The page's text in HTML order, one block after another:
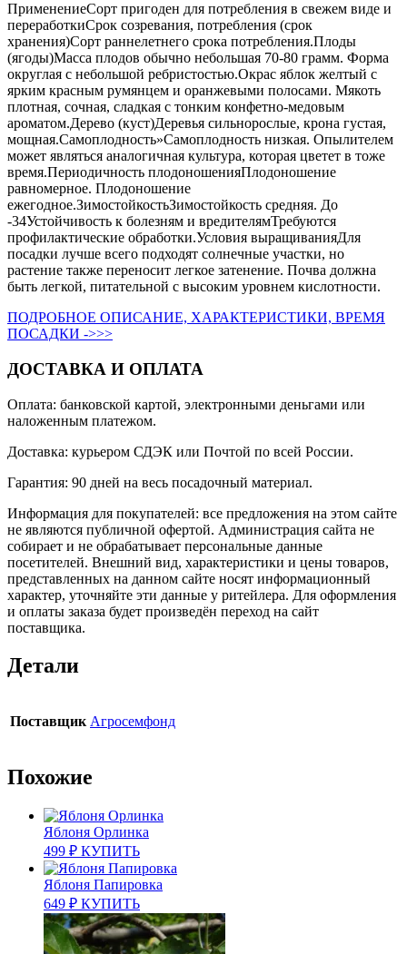
ПрименениеСорт пригоден для потребления в свежем виде и
переработкиСрок созревания, потребления (срок
хранения)Сорт раннелетнего срока потребления.Плоды
(ягоды)Масса плодов обычно небольшая 70-80 грамм. Форма
округлая с небольшой ребристостью.Окрас яблок желтый с
ярким красным румянцем и оранжевыми полосами. Мякоть
плотная, сочная, сладкая с тонким конфетно-медовым
ароматом.Дерево (куст)Деревья сильнорослые, крона густая,
мощная.Самоплодность»Самоплодность низкая. Опылителем
может являться аналогичная культура, которая цветет в тоже
время.Периодичность плодоношенияПлодоношение
равномерное. Плодоношение
ежегодное.ЗимостойкостьЗимостойкость средняя. До
-34Устойчивость к болезням и вредителямТребуются
профилактические обработки.Условия выращиванияДля
посадки лучше всего подходят солнечные участки, но
растение также переносит легкое затенение. Почва должна
быть легкой, питательной с высоким уровнем кислотности.
ПОДРОБНОЕ ОПИСАНИЕ, ХАРАКТЕРИСТИКИ, ВРЕМЯ
ПОСАДКИ ->>>
ДОСТАВКА И ОПЛАТА
Оплата: банковской картой, электронными деньгами или
наложенным платежом.
Доставка: курьером СДЭК или Почтой по всей России.
Гарантия: 90 дней на весь посадочный материал.
Информация для покупателей: все предложения на этом сайте
не являются публичной офертой. Администрация сайта не
собирает и не обрабатывает персональные данные
посетителей. Внешний вид, характеристики и цены товаров,
представленных на данном сайте носят информационный
характер, уточняйте эти данные у ритейлера. Для оформления
и оплаты заказа будет произведён переход на сайт
поставщика.
Детали
Поставщик Агросемфонд
Похожие
Яблоня Орлинка
499 ₽ КУПИТЬ
Яблоня Папировка
649 ₽ КУПИТЬ